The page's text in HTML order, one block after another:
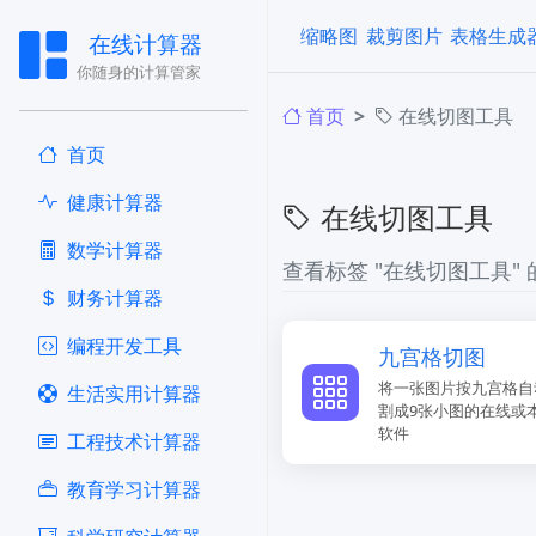
在线计算器
你随身的计算管家
首页
健康计算器
​数学计算器
财务计算器
编程开发工具
生活实用计算器
工程技术计算器
教育学习计算器
缩略图 裁剪图片 表格生成
首页 在线切图工具
在线切图工具
查看标签 "在线切图工具"
九宫格切图
将一张图片按九宫格
割成9张小图的在线或
软件